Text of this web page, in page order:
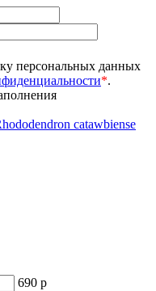
персональных данных
*.
catawbiense
690 р